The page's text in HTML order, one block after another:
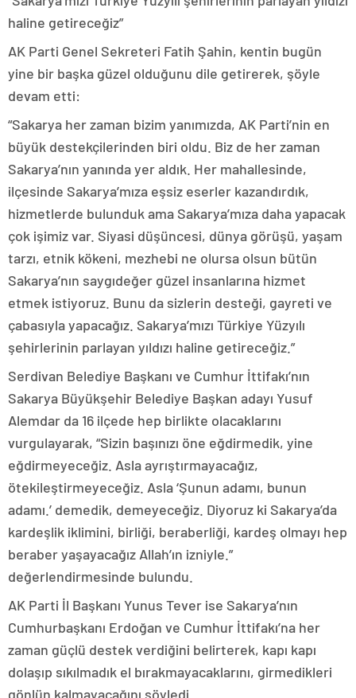
haline getireceğiz”
AK Parti Genel Sekreteri Fatih Şahin, kentin bugün
yine bir başka güzel olduğunu dile getirerek, şöyle
devam etti:
“Sakarya her zaman bizim yanımızda, AK Parti’nin en
büyük destekçilerinden biri oldu. Biz de her zaman
Sakarya’nın yanında yer aldık. Her mahallesinde,
ilçesinde Sakarya’mıza eşsiz eserler kazandırdık,
hizmetlerde bulunduk ama Sakarya’mıza daha yapacak
çok işimiz var. Siyasi düşüncesi, dünya görüşü, yaşam
tarzı, etnik kökeni, mezhebi ne olursa olsun bütün
Sakarya’nın saygıdeğer güzel insanlarına hizmet
etmek istiyoruz. Bunu da sizlerin desteği, gayreti ve
çabasıyla yapacağız. Sakarya’mızı Türkiye Yüzyılı
şehirlerinin parlayan yıldızı haline getireceğiz.”
Serdivan Belediye Başkanı ve Cumhur İttifakı’nın
Sakarya Büyükşehir Belediye Başkan adayı Yusuf
Alemdar da 16 ilçede hep birlikte olacaklarını
vurgulayarak, “Sizin başınızı öne eğdirmedik, yine
eğdirmeyeceğiz. Asla ayrıştırmayacağız,
ötekileştirmeyeceğiz. Asla ‘Şunun adamı, bunun
adamı.’ demedik, demeyeceğiz. Diyoruz ki Sakarya’da
kardeşlik iklimini, birliği, beraberliği, kardeş olmayı hep
beraber yaşayacağız Allah’ın izniyle.”
değerlendirmesinde bulundu.
AK Parti İl Başkanı Yunus Tever ise Sakarya’nın
Cumhurbaşkanı Erdoğan ve Cumhur İttifakı’na her
zaman güçlü destek verdiğini belirterek, kapı kapı
dolaşıp sıkılmadık el bırakmayacaklarını, girmedikleri
gönlün kalmayacağını söyledi.